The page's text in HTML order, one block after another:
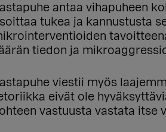
antaa vihapuheen
tukea ja kannustusta
tiedon ja
viestii myös
eivät ole
vastuusta vastata itse